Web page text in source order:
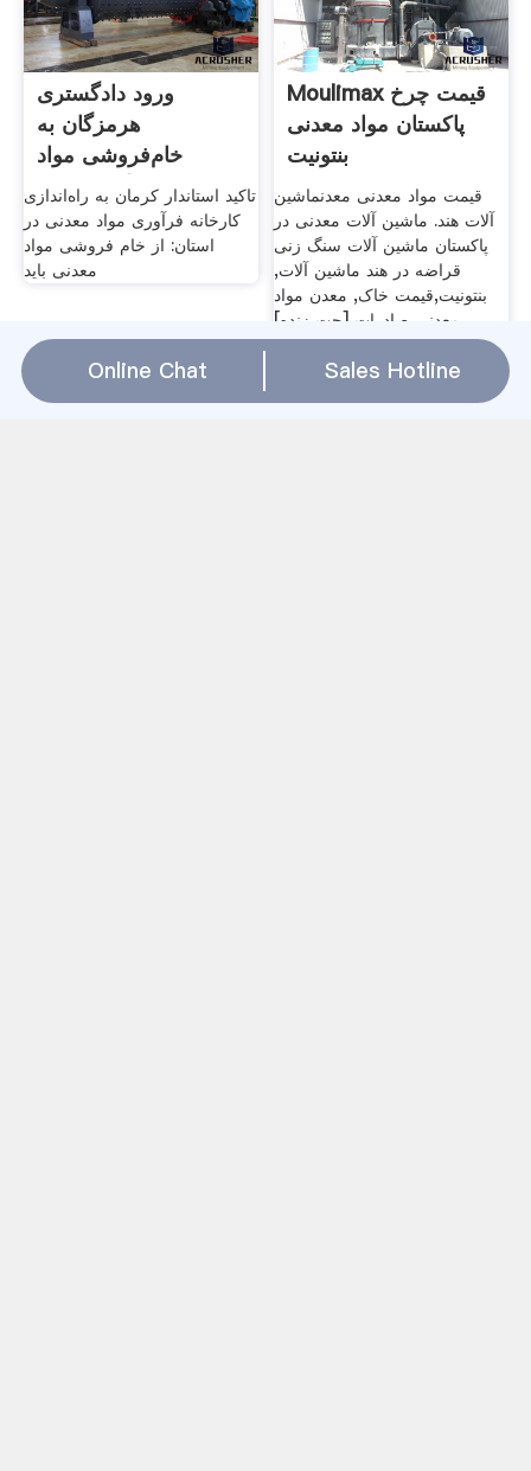
ورود دادگستری
هرمزگان به
خام‌فروشی مواد
معدنی/ توقیف 2
تاکید استاندار کرمان به راه‌اندازی
کارخانه فرآوری مواد معدنی در
استان: از خام فروشی مواد
معدنی باید
Moulimax قیمت چرخ
پاکستان مواد معدنی
بنتونیت
قیمت مواد معدنی معدنماشین
آلات هند. ماشین آلات معدنی در
پاکستان ماشین آلات سنگ زنی
قراضه در هند ماشین آلات,
بنتونیت,قیمت خاک, معدن مواد
معدنی صادرات [چت زنده]
موبایل طلا کارخانه فرآوریسنگ
شکن, کارخانه آب معدنی با
Online Chat Sales Hotline